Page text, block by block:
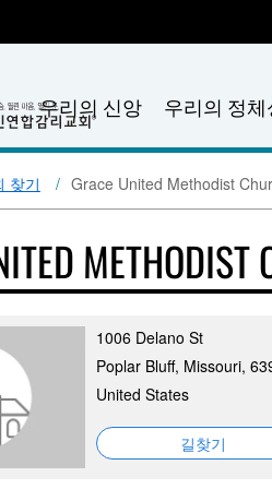
우리의 신앙 우리의 정체
찾기 Grace United Methodist
METHODIST
1006 Delano St
Poplar Bluff, Missouri,
United States
길찾기